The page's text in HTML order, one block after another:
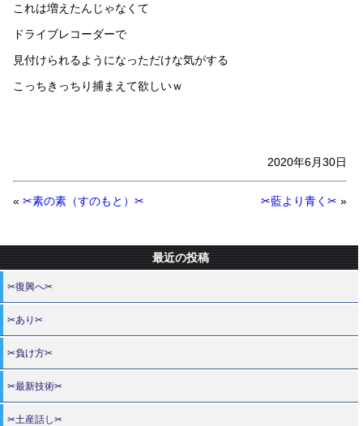
これは増えたんじゃなくて
ドライブレコーダーで
見付けられるようになっただけな気がする
こっちきっちり捕まえて欲しいｗ
2020年6月30日
« ✂素の素（すのもと）✂ ✂藍より青く✂ »
最近の投稿
✂復興へ✂
✂あり✂
✂負け方✂
✂最新技術✂
✂土産話し✂